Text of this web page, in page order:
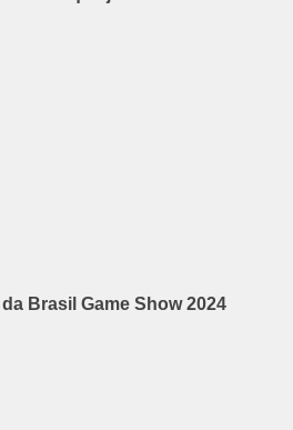
Brasil Game Show 2024